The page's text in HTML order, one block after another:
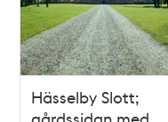
Hässelby Slott;